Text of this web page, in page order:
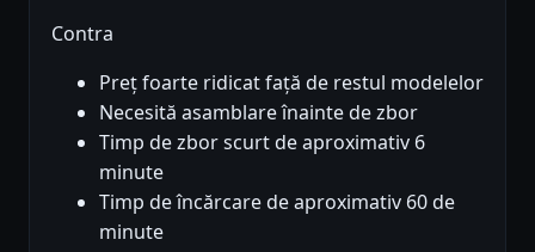
Contra
Preț foarte ridicat față de restul modelelor
Necesită asamblare înainte de zbor
Timp de zbor scurt de aproximativ 6
minute
Timp de încărcare de aproximativ 60 de
minute